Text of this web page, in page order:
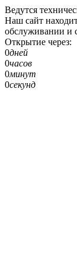
Ведутся
Наш сайт
обслуживании и
Открытие через:
0дней
0часов
0минут
0секунд